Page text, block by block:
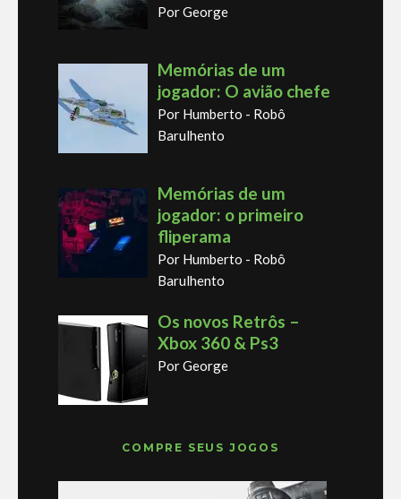
Por George
Memórias de um
jogador: O avião chefe
Por Humberto - Robô
Barulhento
Memórias de um
jogador: o primeiro
fliperama
Por Humberto - Robô
Barulhento
Os novos Retrôs –
Xbox 360 & Ps3
Por George
COMPRE SEUS JOGOS